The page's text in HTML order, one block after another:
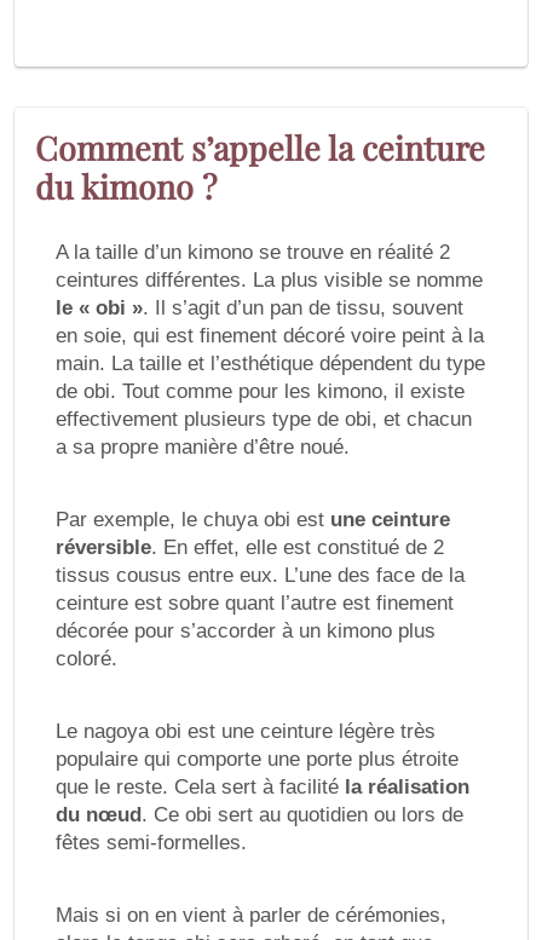
Comment s’appelle la ceinture
du kimono ?
A la taille d’un kimono se trouve en réalité 2
ceintures différentes. La plus visible se nomme
le « obi ». Il s’agit d’un pan de tissu, souvent
en soie, qui est finement décoré voire peint à la
main. La taille et l’esthétique dépendent du type
de obi. Tout comme pour les kimono, il existe
effectivement plusieurs type de obi, et chacun
a sa propre manière d’être noué.
Par exemple, le chuya obi est une ceinture
réversible. En effet, elle est constitué de 2
tissus cousus entre eux. L’une des face de la
ceinture est sobre quant l’autre est finement
décorée pour s’accorder à un kimono plus
coloré.
Le nagoya obi est une ceinture légère très
populaire qui comporte une porte plus étroite
que le reste. Cela sert à facilité la réalisation
du nœud. Ce obi sert au quotidien ou lors de
fêtes semi-formelles.
Mais si on en vient à parler de cérémonies,